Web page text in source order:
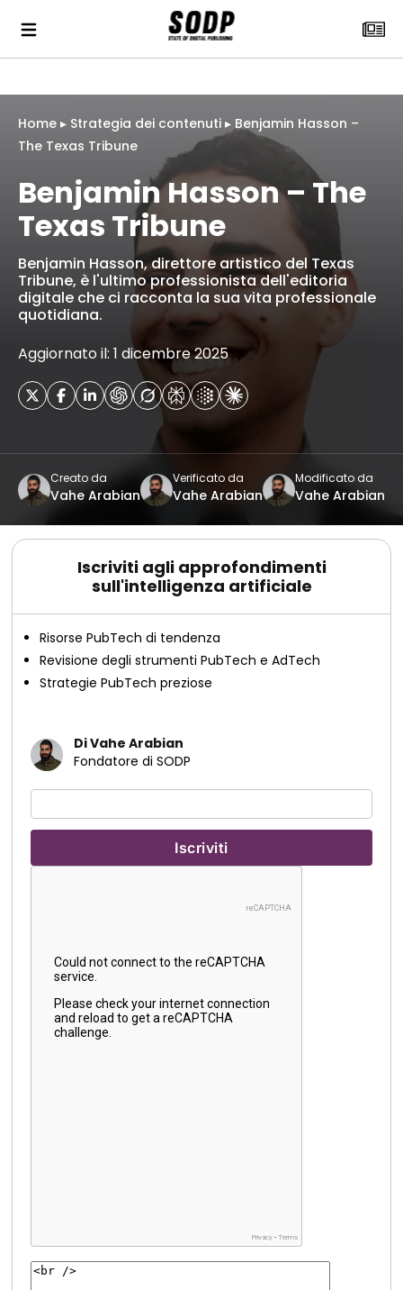
Home ▸ Strategia dei contenuti ▸ Benjamin Hasson –
The Texas Tribune
Benjamin Hasson – The
Texas Tribune
Benjamin Hasson, direttore artistico del Texas
Tribune, è l'ultimo professionista dell'editoria
digitale che ci racconta la sua vita professionale
quotidiana.
Aggiornato il: 1 dicembre 2025
Creato da
Vahe Arabian
Verificato da
Vahe Arabian
Modificato da
Vahe Arabian
Iscriviti agli approfondimenti
sull'intelligenza artificiale
Risorse PubTech di tendenza
Revisione degli strumenti PubTech e AdTech
Strategie PubTech preziose
Di Vahe Arabian
Fondatore di SODP